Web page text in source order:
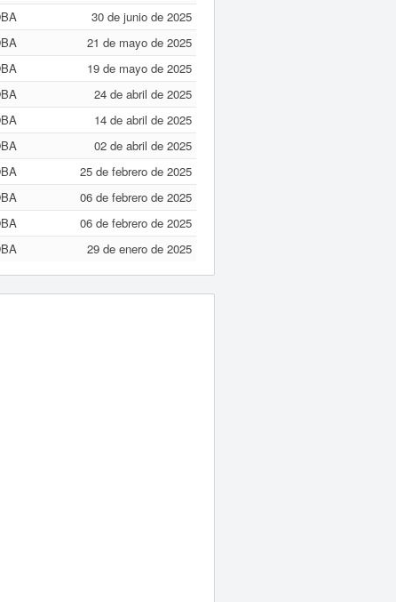
30 de junio de 2025
21 de mayo de 2025
19 de mayo de 2025
24 de abril de 2025
14 de abril de 2025
02 de abril de 2025
25 de febrero de 2025
06 de febrero de 2025
06 de febrero de 2025
29 de enero de 2025